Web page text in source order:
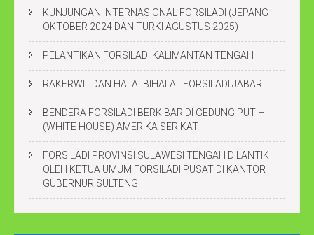
KUNJUNGAN INTERNASIONAL FORSILADI (JEPANG
OKTOBER 2024 DAN TURKI AGUSTUS 2025)
PELANTIKAN FORSILADI KALIMANTAN TENGAH
RAKERWIL DAN HALALBIHALAL FORSILADI JABAR
BENDERA FORSILADI BERKIBAR DI GEDUNG PUTIH
(WHITE HOUSE) AMERIKA SERIKAT
FORSILADI PROVINSI SULAWESI TENGAH DILANTIK
OLEH KETUA UMUM FORSILADI PUSAT DI KANTOR
GUBERNUR SULTENG